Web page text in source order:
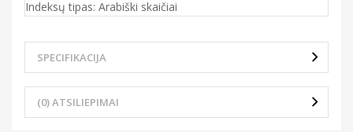
Indeksų tipas: Arabiški skaičiai
SPECIFIKACIJA
(0) ATSILIEPIMAI